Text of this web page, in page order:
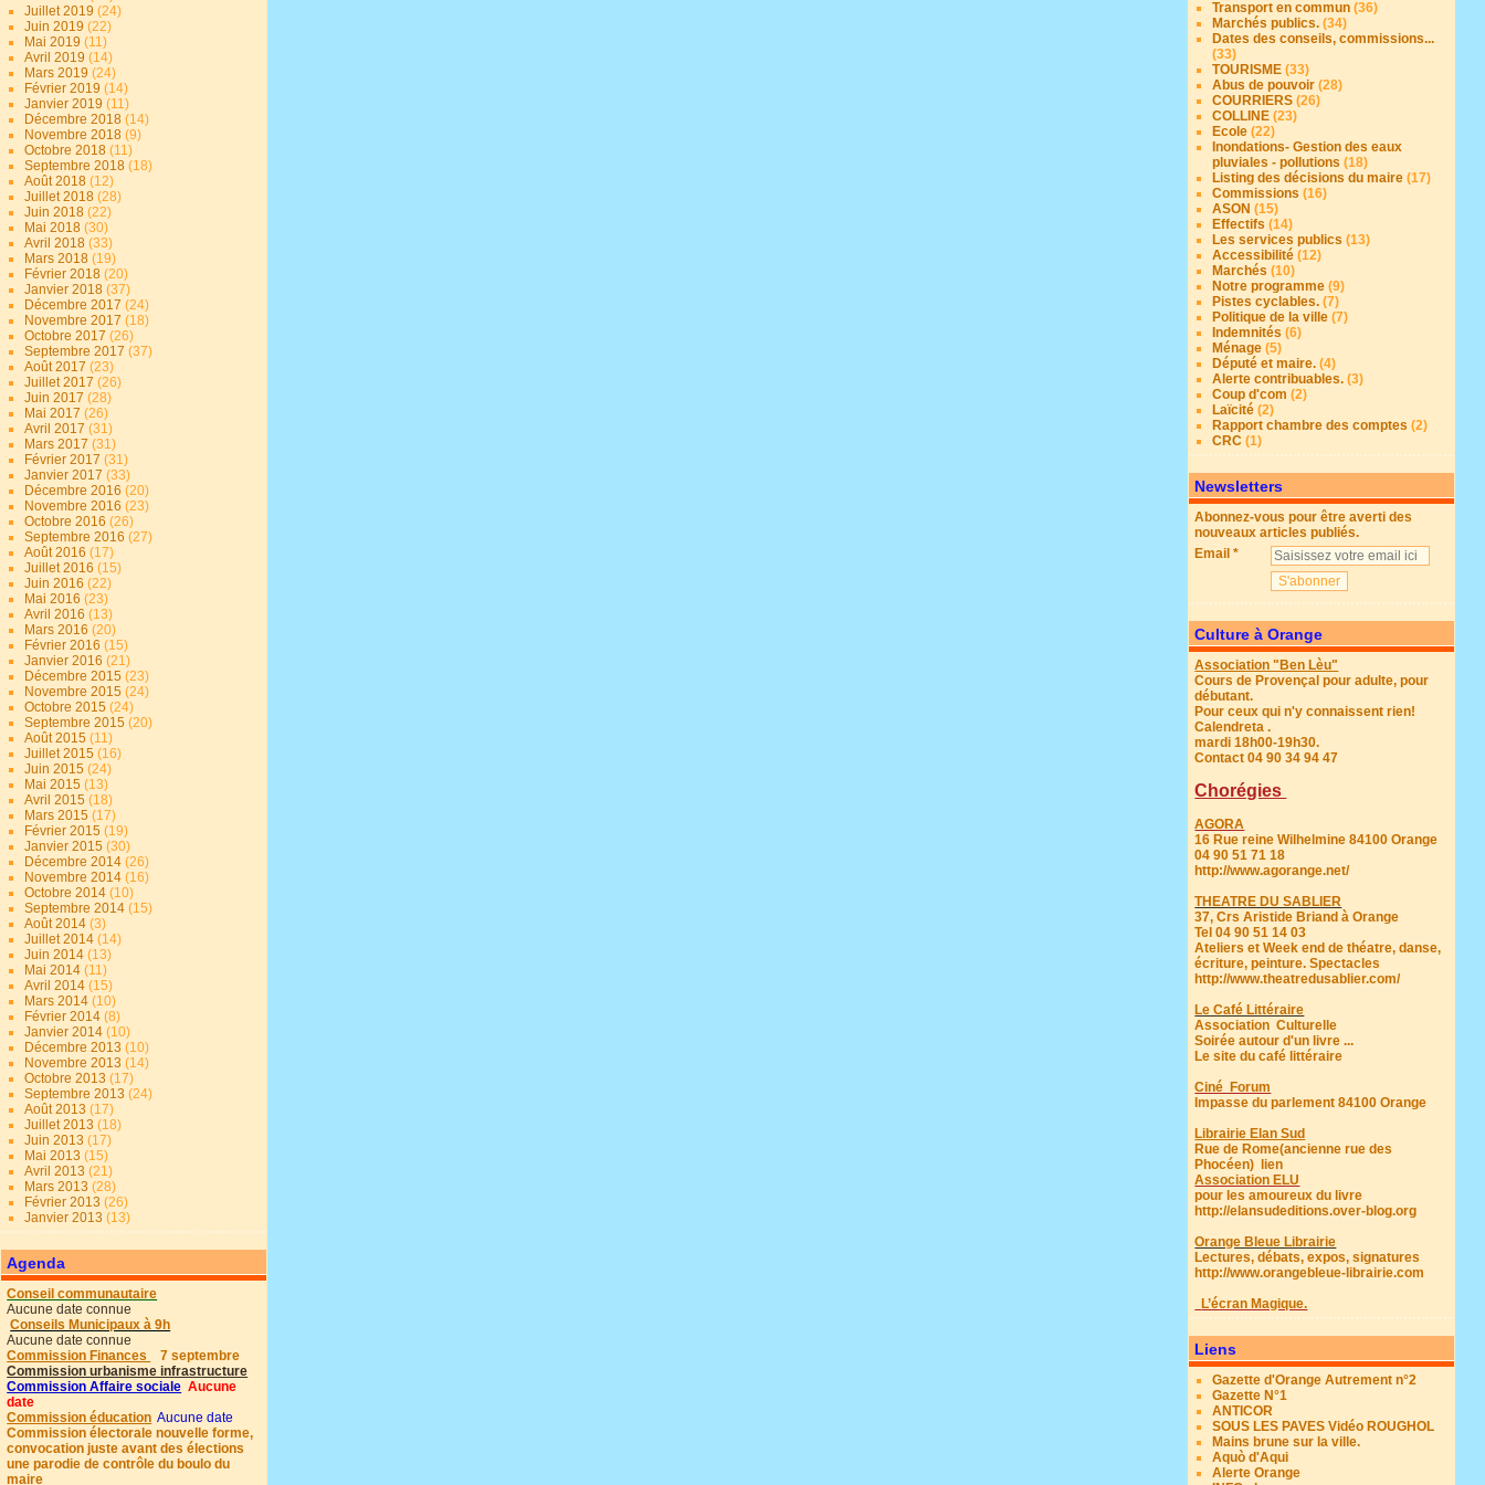
Juillet 2019(24)
Juin 2019(22)
Mai 2019(11)
Avril 2019(14)
Mars 2019(24)
Février 2019(14)
Janvier 2019(11)
Décembre 2018(14)
Novembre 2018(9)
Octobre 2018(11)
Septembre 2018(18)
Août 2018(12)
Juillet 2018(28)
Juin 2018(22)
Mai 2018(30)
Avril 2018(33)
Mars 2018(19)
Février 2018(20)
Janvier 2018(37)
Décembre 2017(24)
Novembre 2017(18)
Octobre 2017(26)
Septembre 2017(37)
Août 2017(23)
Juillet 2017(26)
Juin 2017(28)
Mai 2017(26)
Avril 2017(31)
Mars 2017(31)
Février 2017(31)
Janvier 2017(33)
Décembre 2016(20)
Novembre 2016(23)
Octobre 2016(26)
Septembre 2016(27)
Août 2016(17)
Juillet 2016(15)
Juin 2016(22)
Mai 2016(23)
Avril 2016(13)
Mars 2016(20)
Février 2016(15)
Janvier 2016(21)
Décembre 2015(23)
Novembre 2015(24)
Octobre 2015(24)
Septembre 2015(20)
Août 2015(11)
Juillet 2015(16)
Juin 2015(24)
Mai 2015(13)
Avril 2015(18)
Mars 2015(17)
Février 2015(19)
Janvier 2015(30)
Décembre 2014(26)
Novembre 2014(16)
Octobre 2014(10)
Septembre 2014(15)
Août 2014(3)
Juillet 2014(14)
Juin 2014(13)
Mai 2014(11)
Avril 2014(15)
Mars 2014(10)
Février 2014(8)
Janvier 2014(10)
Décembre 2013(10)
Novembre 2013(14)
Octobre 2013(17)
Septembre 2013(24)
Août 2013(17)
Juillet 2013(18)
Juin 2013(17)
Mai 2013(15)
Avril 2013(21)
Mars 2013(28)
Février 2013(26)
Janvier 2013(13)
Agenda
Conseil communautaire
Aucune date connue
Conseils Municipaux à 9h
Aucune date connue
Commission Finances
7 septembre
Commission urbanisme infrastructure
Commission Affaire sociale Aucune
date
Commission éducation Aucune date
Commission électorale nouvelle forme,
convocation juste avant des élections
une parodie de contrôle du boulo du
maire
Transport en commun (36)
Marchés publics. (34)
Dates des conseils, commissions...
(33)
TOURISME (33)
Abus de pouvoir (28)
COURRIERS (26)
COLLINE (23)
Ecole (22)
Inondations- Gestion des eaux
pluviales - pollutions (18)
Listing des décisions du maire (17)
Commissions (16)
ASON (15)
Effectifs (14)
Les services publics (13)
Accessibilité (12)
Marchés (10)
Notre programme (9)
Pistes cyclables. (7)
Politique de la ville (7)
Indemnités (6)
Ménage (5)
Député et maire. (4)
Alerte contribuables. (3)
Coup d'com (2)
Laïcité (2)
Rapport chambre des comptes (2)
CRC (1)
Newsletters
Abonnez-vous pour être averti des
nouveaux articles publiés.
Email
Culture à Orange
Association "Ben Lèu"
Cours de Provençal pour adulte, pour
débutant.
Pour ceux qui n'y connaissent rien!
Calendreta .
mardi 18h00-19h30.
Contact 04 90 34 94 47
Chorégies
AGORA
16 Rue reine Wilhelmine 84100 Orange
04 90 51 71 18
http://www.agorange.net/
THEATRE DU SABLIER
37, Crs Aristide Briand à Orange
Tel 04 90 51 14 03
Ateliers et Week end de théatre, danse,
écriture, peinture. Spectacles
http://www.theatredusablier.com/
Le Café Littéraire
Association Culturelle
Soirée autour d'un livre ...
Le site du café littéraire
Ciné Forum
Impasse du parlement 84100 Orange
Librairie Elan Sud
Rue de Rome(ancienne rue des
Phocéen)
lien
Association ELU
pour les amoureux du livre
http://elansudeditions.over-blog.org
Orange Bleue Librairie
Lectures, débats, expos, signatures
http://www.orangebleue-librairie.com
L’écran Magique.
Liens
Gazette d'Orange Autrement n°2
Gazette N°1
ANTICOR
SOUS LES PAVES Vidéo ROUGHOL
Mains brune sur la ville.
Aquò d'Aqui
Alerte Orange